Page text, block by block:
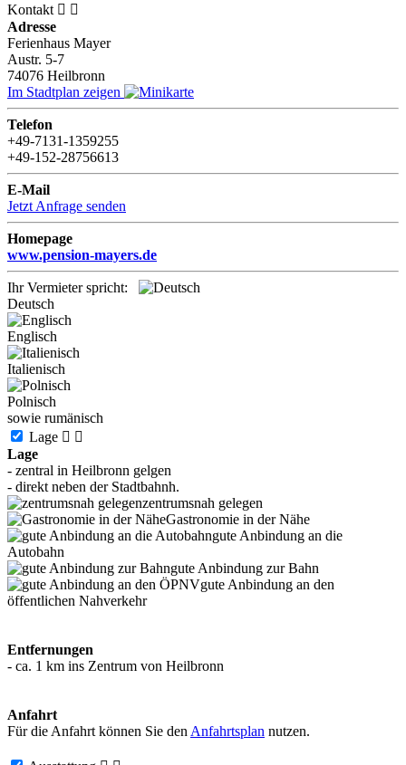
Kontakt  
Adresse
Ferienhaus Mayer
Austr. 5-7
74076 Heilbronn
Im Stadtplan zeigen
Telefon
+49-7131-1359255
+49-152-28756613
E-Mail
Jetzt Anfrage senden
Homepage
www.pension-mayers.de
Ihr Vermieter spricht:
Deutsch
Englisch
Italienisch
Polnisch
sowie rumänisch
Lage  
Lage
- zentral in Heilbronn gelgen
- direkt neben der Stadtbahnh.
zentrumsnah gelegen
Gastronomie in der Nähe
gute Anbindung an die
Autobahn
gute Anbindung zur Bahn
gute Anbindung an den
öffentlichen Nahverkehr
Entfernungen
- ca. 1 km ins Zentrum von Heilbronn
Anfahrt
Für die Anfahrt können Sie den Anfahrtsplan nutzen.